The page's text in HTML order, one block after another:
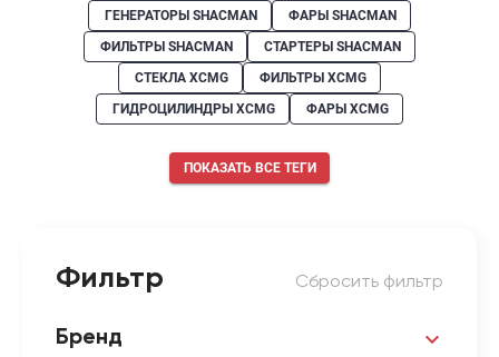
ГЕНЕРАТОРЫ SHACMAN
ФАРЫ SHACMAN
ФИЛЬТРЫ SHACMAN
СТАРТЕРЫ SHACMAN
СТЕКЛА XCMG
ФИЛЬТРЫ XCMG
ГИДРОЦИЛИНДРЫ XCMG
ФАРЫ XCMG
ПОКАЗАТЬ ВСЕ ТЕГИ
Фильтр Сбросить фильтр
Бренд